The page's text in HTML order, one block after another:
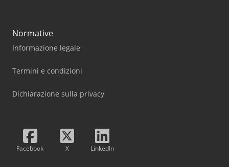
Normative
Informazione legale
Termini e condizioni
Dichiarazione sulla privacy
Facebook X LinkedIn